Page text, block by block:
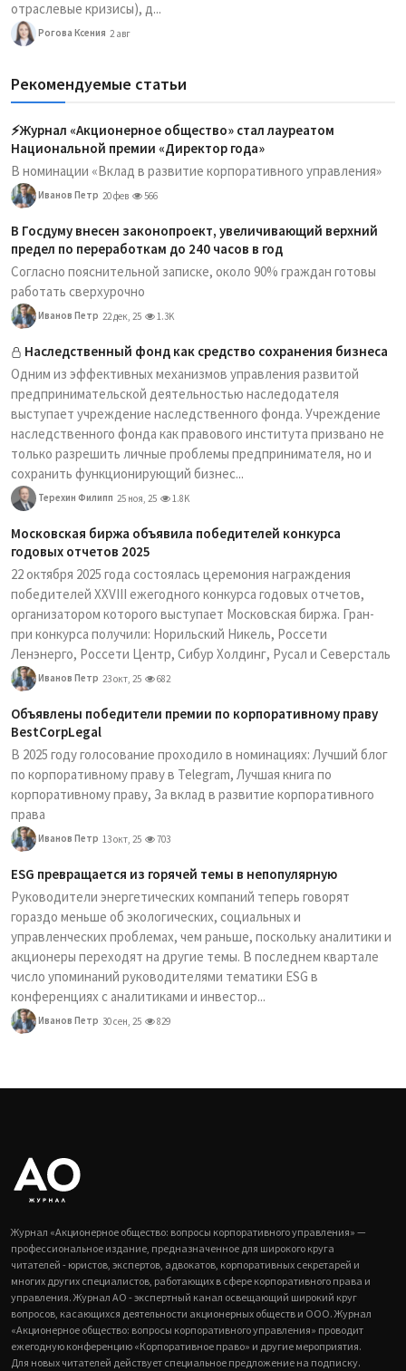
отраслевые кризисы), д...
Рогова Ксения 2 авг
Рекомендуемые статьи
⚡️Журнал «Акционерное общество» стал лауреатом
Национальной премии «Директор года»
В номинации «Вклад в развитие корпоративного управления»
Иванов Петр 20 фев 566
В Госдуму внесен законопроект, увеличивающий верхний
предел по переработкам до 240 часов в год
Согласно пояснительной записке, около 90% граждан готовы
работать сверхурочно
Иванов Петр 22 дек, 25 1.3K
Наследственный фонд как средство сохранения бизнеса
Одним из эффективных механизмов управления развитой
предпринимательской деятельностью наследодателя
выступает учреждение наследственного фонда. Учреждение
наследственного фонда как правового института призвано не
только разрешить личные проблемы предпринимателя, но и
сохранить функционирующий бизнес...
Терехин Филипп 25 ноя, 25 1.8K
Московская биржа объявила победителей конкурса
годовых отчетов 2025
22 октября 2025 года состоялась церемония награждения
победителей XXVIII ежегодного конкурса годовых отчетов,
организатором которого выступает Московская биржа. Гран-
при конкурса получили: Норильский Никель, Россети
Ленэнерго, Россети Центр, Сибур Холдинг, Русал и Северсталь
Иванов Петр 23 окт, 25 682
Объявлены победители премии по корпоративному праву
BestCorpLegal
В 2025 году голосование проходило в номинациях: Лучший блог
по корпоративному праву в Telegram, Лучшая книга по
корпоративному праву, За вклад в развитие корпоративного
права
Иванов Петр 13 окт, 25 703
ESG превращается из горячей темы в непопулярную
Руководители энергетических компаний теперь говорят
гораздо меньше об экологических, социальных и
управленческих проблемах, чем раньше, поскольку аналитики и
акционеры переходят на другие темы. В последнем квартале
число упоминаний руководителями тематики ESG в
конференциях с аналитиками и инвестор...
Иванов Петр 30 сен, 25 829
Журнал «Акционерное общество: вопросы корпоративного управления» —
профессиональное издание, предназначенное для широкого круга
читателей - юристов, экспертов, адвокатов, корпоративных секретарей и
многих других специалистов, работающих в сфере корпоративного права и
управления. Журнал АО - экспертный канал освещающий широкий круг
вопросов, касающихся деятельности акционерных обществ и ООО. Журнал
«Акционерное общество: вопросы корпоративного управления» проводит
ежегодную конференцию «Корпоративное право» и другие мероприятия.
Для новых читателей действует специальное предложение на подписку.